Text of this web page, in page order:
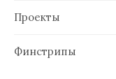
Проекты
Финстрипы